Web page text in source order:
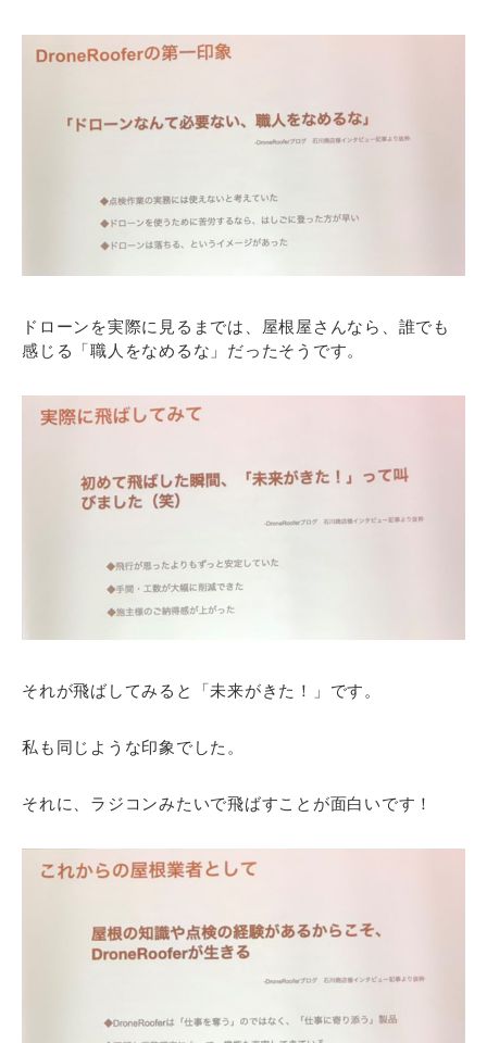
ドローンを実際に見るまでは、屋根屋さんなら、誰でも
感じる「職人をなめるな」だったそうです。
それが飛ばしてみると「未来がきた！」です。
私も同じような印象でした。
それに、ラジコンみたいで飛ばすことが面白いです！